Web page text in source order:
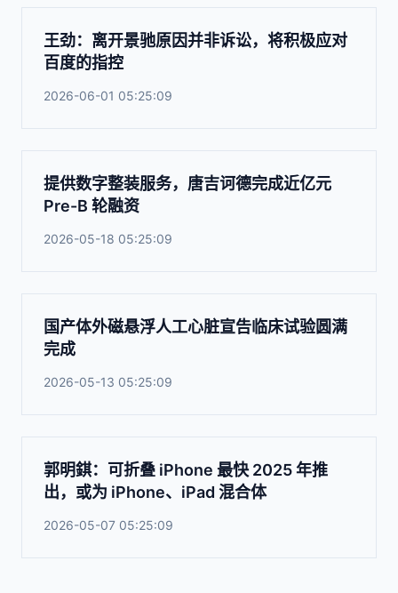
王劲：离开景驰原因并非诉讼，将积极应对
百度的指控
2026-06-01 05:25:09
提供数字整装服务，唐吉诃德完成近亿元
Pre-B 轮融资
2026-05-18 05:25:09
国产体外磁悬浮人工心脏宣告临床试验圆满
完成
2026-05-13 05:25:09
郭明錤：可折叠 iPhone 最快 2025 年推
出，或为 iPhone、iPad 混合体
2026-05-07 05:25:09